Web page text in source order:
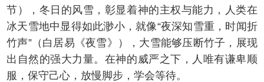
节），冬日的风雪，彰显着神的主权与能力，人类在
冰天雪地中显得如此渺小，就像“夜深知雪重，时闻折
竹声”（白居易《夜雪》），大雪能够压断竹子，展现
出自然的强大力量。在神的威严之下，人唯有谦卑顺
服，保守己心，放慢脚步，学会等待。